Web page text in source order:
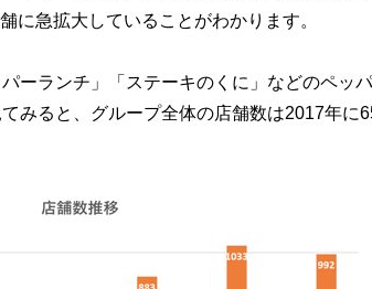
に急拡大していることがわかります。
ーランチ」「ステーキのくに」などのペッ
みると、グループ全体の店舗数は2017年に